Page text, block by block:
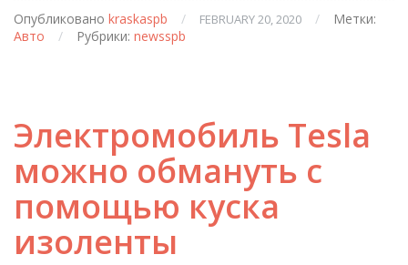
Опубликовано kraskaspb / FEBRUARY 20, 2020 /
Метки:
Авто
/ Рубрики: newsspb
Электромобиль Tesla
можно обмануть с
помощью куска
изоленты